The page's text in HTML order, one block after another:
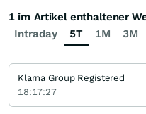
Intraday 5T 1M 3M
1 im Artikel enthaltener
Klarna Group Registered
18:17:27